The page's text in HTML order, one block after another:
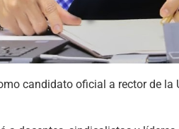
candidato oficial a rector de la